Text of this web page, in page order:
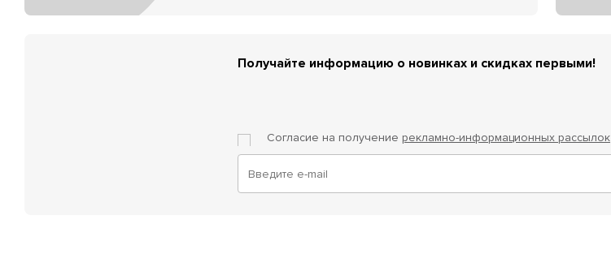
Получайте информацию о новинках и скидках первыми!
Согласие на получение рекламно-информационных рассылок